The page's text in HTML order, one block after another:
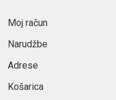
Moj račun
Narudžbe
Adrese
Košarica